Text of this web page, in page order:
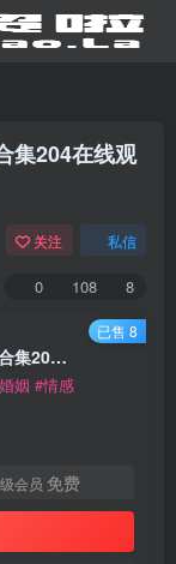
集204在线观
关注 私信
0 108 8
线观看
姻 #情感
会员 免费
已售 8